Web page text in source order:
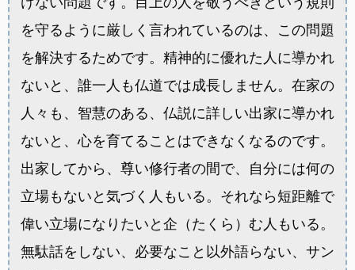
を守るように厳しく言われているのは、この問題
を解決するためです。精神的に優れた人に導かれ
ないと、誰一人も仏道では成長しません。在家の
人々も、智慧のある、仏説に詳しい出家に導かれ
ないと、心を育てることはできなくなるのです。
出家してから、尊い修行者の間で、自分には何の
立場もないと気づく人もいる。それなら短距離で
偉い立場になりたいと企（たくら）む人もいる。
無駄話をしない、必要なこと以外語らない、サン